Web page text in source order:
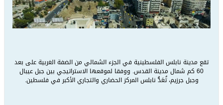
تقع مدينة نابلس الفلسطينية في الجزء الشمالي من الضفة الغربية على بعد
60 كم شمال مدينة القدس. ووفقا لموقعها الاستراتيجي بين جبل عيبال
وجبل جرزيم، تُعَدُّ نابلس المركز الحضاري والتجاري الأكبر في فلسطين.